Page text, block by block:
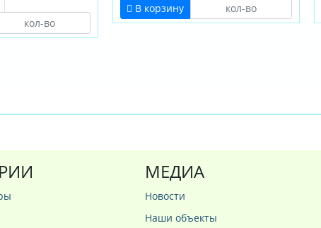
В корзину
МЕДИА
Новости
Наши объекты